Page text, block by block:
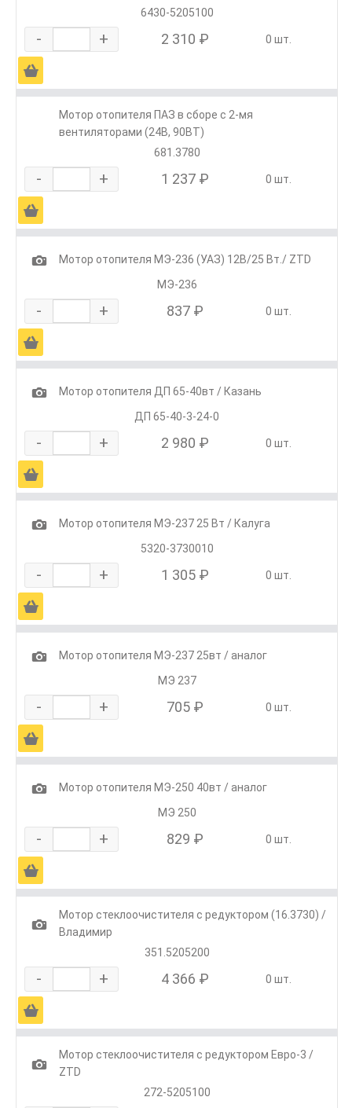
6430-5205100
- + 2 310 ₽ 0 шт.
Ä
Мотор отопителя ПАЗ в сборе с 2-мя
вентиляторами (24В, 90ВТ)
681.3780
- + 1 237 ₽ 0 шт.
Ä
1
Мотор отопителя МЭ-236 (УАЗ) 12В/25 Вт./ ZTD
МЭ-236
- + 837 ₽ 0 шт.
Ä
1
Мотор отопителя ДП 65-40вт / Казань
ДП 65-40-3-24-0
- + 2 980 ₽ 0 шт.
Ä
1
Мотор отопителя МЭ-237 25 Вт / Калуга
5320-3730010
- + 1 305 ₽ 0 шт.
Ä
1
Мотор отопителя МЭ-237 25вт / аналог
МЭ 237
- + 705 ₽ 0 шт.
Ä
1
Мотор отопителя МЭ-250 40вт / аналог
МЭ 250
- + 829 ₽ 0 шт.
Ä
1
Мотор стеклоочистителя с редуктором (16.3730) /
Владимир
351.5205200
- + 4 366 ₽ 0 шт.
Ä
1
Мотор стеклоочистителя с редуктором Евро-3 /
ZTD
272-5205100